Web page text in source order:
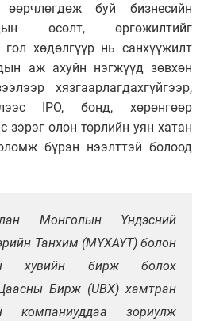
буй бизнесийн
өсөлт, өргөжилтийг
гол хөдөлгүүр нь санхүүжилт
аж ахуйн нэгжүүд зөвхөн
хязгаарлагдахгүйгээр,
IPO, бонд, хөрөнгөөр
зэрэг олон төрлийн уян хатан
бүрэн нээлттэй болоод
Монголын Үндэсний
Танхим (МҮХАҮТ) болон
хувийн бирж болох
Бирж (UBX) хамтран
компаниуддаа зориулж